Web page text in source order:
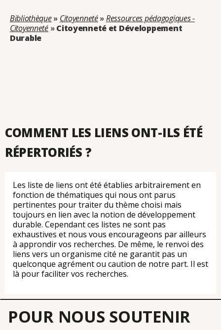
Bibliothèque» Citoyenneté»Ressources pédagogiques -
Citoyenneté»Citoyenneté et Développement
Durable
COMMENT LES LIENS ONT-ILS ÉTÉ
RÉPERTORIÉS ?
Les liste de liens ont été établies arbitrairement en
fonction de thématiques qui nous ont parus
pertinentes pour traiter du thème choisi mais
toujours en lien avec la notion de développement
durable. Cependant ces listes ne sont pas
exhaustives et nous vous encourageons par ailleurs
à approndir vos recherches. De même, le renvoi des
liens vers un organisme cité ne garantit pas un
quelconque agrément ou caution de notre part. Il est
là pour faciliter vos recherches.
POUR NOUS SOUTENIR